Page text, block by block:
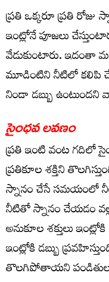
ప్ర‌తి ఒక్క‌రూ ప్ర‌తి రోజు
ఇంట్లోనే పూజ‌లు
వేడుకుంటారు. ఇదంతా
మూడింటిని నీటిలో క‌లిపి
నిండా డ‌బ్బు ఉంటుంద‌ని
సైంధవ లవణం
ప్ర‌తి ఇంటి వంట గ‌దిలో
ప్ర‌తికూల శ‌క్తిని
స్నానం చేసే స‌మ‌యంలో
నీటితో స్నానం చేయ‌డం
అనుకూల శ‌క్తులు
ఇంట్లోకి డ‌బ్బు
తొల‌గిపోతాయ‌ని